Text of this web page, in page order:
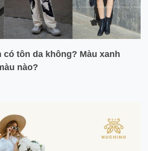
có tôn da không? Màu xanh
nào?